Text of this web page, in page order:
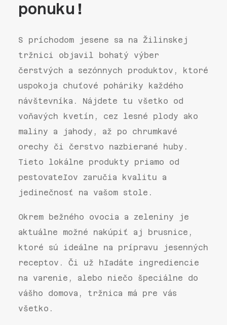
ponuku!
S príchodom jesene sa na Žilinskej
tržnici objavil bohatý výber
čerstvých a sezónnych produktov, ktoré
uspokoja chuťové poháriky každého
návštevníka. Nájdete tu všetko od
voňavých kvetín, cez lesné plody ako
maliny a jahody, až po chrumkavé
orechy či čerstvo nazbierané huby.
Tieto lokálne produkty priamo od
pestovateľov zaručia kvalitu a
jedinečnosť na vašom stole.
Okrem bežného ovocia a zeleniny je
aktuálne možné nakúpiť aj brusnice,
ktoré sú ideálne na prípravu jesenných
receptov. Či už hľadáte ingrediencie
na varenie, alebo niečo špeciálne do
vášho domova, tržnica má pre vás
všetko.